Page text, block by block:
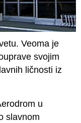
Veoma je
svojim
ličnosti iz
u
slavnom